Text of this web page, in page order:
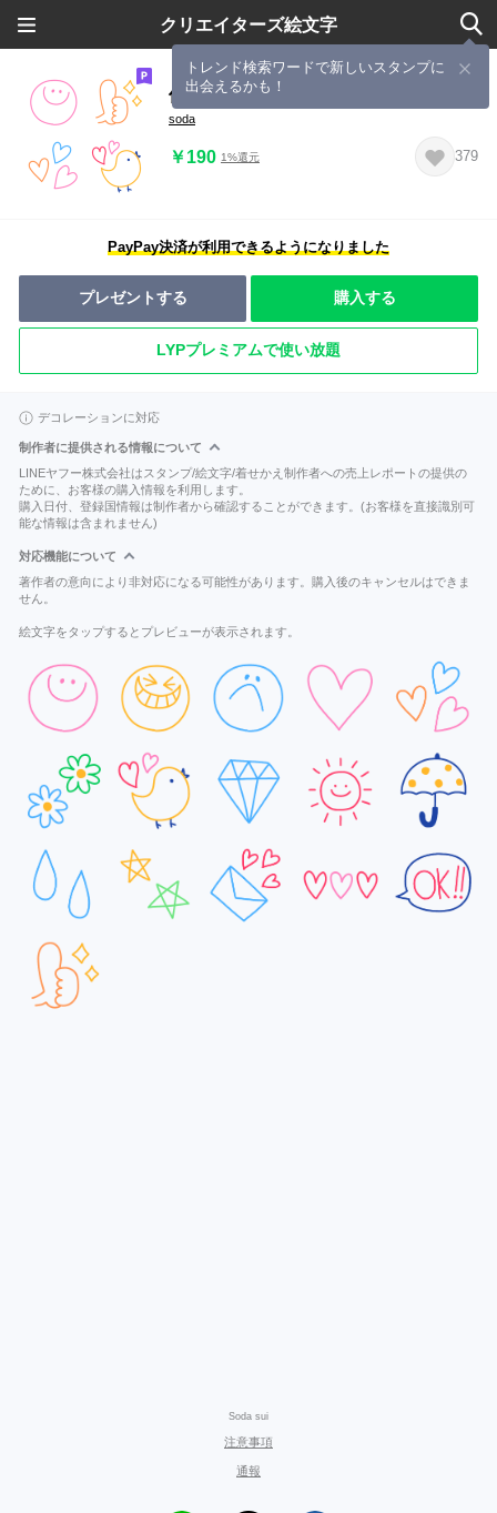
クリエイターズ絵文字
トレンド検索ワードで新しいスタンプに
出会えるかも！
使えるシンプル＆カラフル絵文字☆
soda
￥190 1%還元 379
PayPay決済が利用できるようになりました
プレゼントする 購入する
LYPプレミアムで使い放題
デコレーションに対応
制作者に提供される情報について
LINEヤフー株式会社はスタンプ/絵文字/着せかえ制作者への売上レポートの提供の
ために、お客様の購入情報を利用します。
購入日付、登録国情報は制作者から確認することができます。(お客様を直接識別可
能な情報は含まれません)
対応機能について
著作者の意向により非対応になる可能性があります。購入後のキャンセルはできま
せん。
絵文字をタップするとプレビューが表示されます。
Soda sui
注意事項
通報